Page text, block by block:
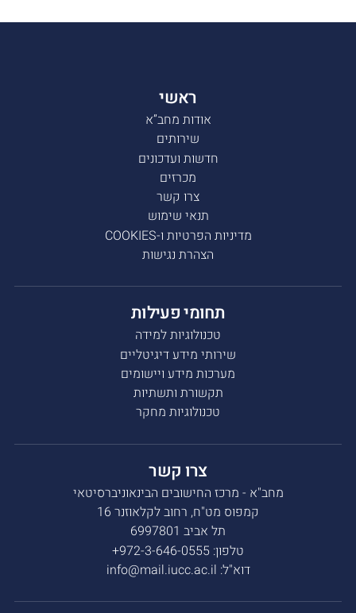
ראשי
אודות מחב”א
שירותים
חדשות ועדכונים
מכרזים
צרו קשר
תנאי שימוש
מדיניות הפרטיות ו-COOKIES
הצהרת נגישות
תחומי פעילות
טכנולוגיות למידה
שירותי מידע דיגיטליים
מערכות מידע ויישומים
תקשורת ותשתיות
טכנולוגיות מחקר
צרו קשר
מחב"א - מרכז החישובים הבינאוניברסיטאי
קמפוס מט"ח, רחוב לקלאוזנר 16
תל אביב 6997801
טלפון: 972-3-646-0555+
דוא"ל: info@mail.iucc.ac.il